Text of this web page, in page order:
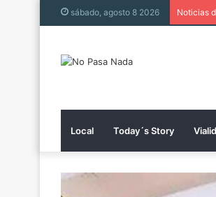
sábado, agosto 8 2026 Noticias
Local Today´s Story